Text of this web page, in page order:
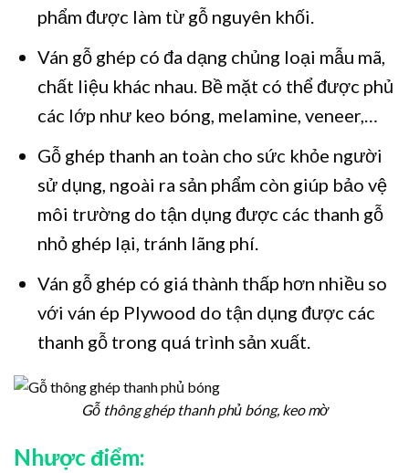
phẩm được làm từ gỗ nguyên khối.
Ván gỗ ghép có đa dạng chủng loại mẫu mã,
chất liệu khác nhau. Bề mặt có thể được phủ
các lớp như keo bóng, melamine, veneer,…
Gỗ ghép thanh an toàn cho sức khỏe người
sử dụng, ngoài ra sản phẩm còn giúp bảo vệ
môi trường do tận dụng được các thanh gỗ
nhỏ ghép lại, tránh lãng phí.
Ván gỗ ghép có giá thành thấp hơn nhiều so
với ván ép Plywood do tận dụng được các
thanh gỗ trong quá trình sản xuất.
Gỗ thông ghép thanh phủ bóng, keo mờ
Nhược điểm: